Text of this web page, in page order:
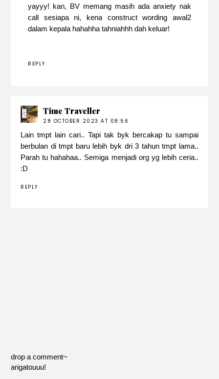
yayyy! kan, BV memang masih ada anxiety nak
call sesiapa ni, kena construct wording awal2
dalam kepala hahahha tahniahhh dah keluar!
REPLY
Time Traveller
28 OCTOBER 2023 AT 08:56
Lain tmpt lain cari.. Tapi tak byk bercakap tu sampai
berbulan di tmpt baru lebih byk dri 3 tahun tmpt lama..
Parah tu hahahaa.. Semiga menjadi org yg lebih ceria..
:D
REPLY
drop a comment~
arigatouuu!